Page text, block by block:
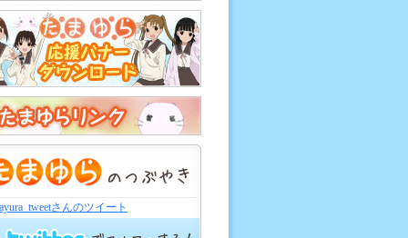
さんのツイート